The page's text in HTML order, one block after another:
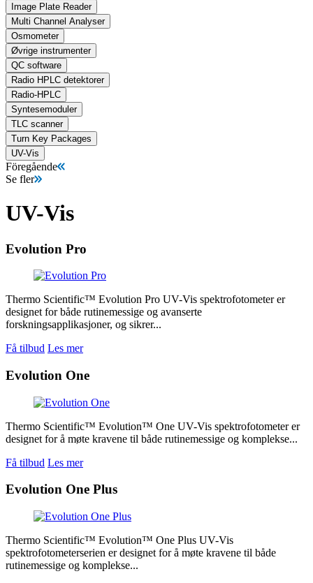
Image Plate Reader
Multi Channel Analyser
Osmometer
Øvrige instrumenter
QC software
Radio HPLC detektorer
Radio-HPLC
Syntesemoduler
TLC scanner
Turn Key Packages
UV-Vis
Föregående
Se fler
UV-Vis
Evolution Pro
Thermo Scientific™ Evolution Pro UV-Vis spektrofotometer er
designet for både rutinemessige og avanserte
forskningsapplikasjoner, og sikrer...
Få tilbud Les mer
Evolution One
Thermo Scientific™ Evolution™ One UV-Vis spektrofotometer er
designet for å møte kravene til både rutinemessige og komplekse...
Få tilbud Les mer
Evolution One Plus
Thermo Scientific™ Evolution™ One Plus UV-Vis
spektrofotometerserien er designet for å møte kravene til både
rutinemessige og komplekse...